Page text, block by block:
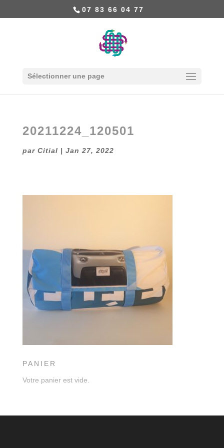
07 83 66 04 77
Sélectionner une page
20211224_120501
par Citial | Jan 27, 2022
PANIER
Votre panier est vide.